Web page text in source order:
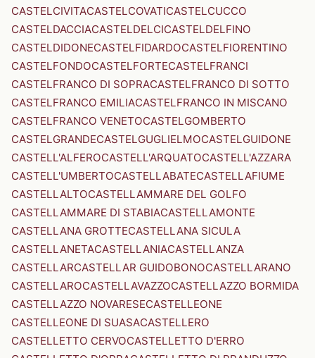
CASTELCIVITACASTELCOVATICASTELCUCCO
CASTELDACCIACASTELDELCICASTELDELFINO
CASTELDIDONECASTELFIDARDOCASTELFIORENTINO
CASTELFONDOCASTELFORTECASTELFRANCI
CASTELFRANCO DI SOPRACASTELFRANCO DI SOTTO
CASTELFRANCO EMILIACASTELFRANCO IN MISCANO
CASTELFRANCO VENETOCASTELGOMBERTO
CASTELGRANDECASTELGUGLIELMOCASTELGUIDONE
CASTELL'ALFEROCASTELL'ARQUATOCASTELL'AZZARA
CASTELL'UMBERTOCASTELLABATECASTELLAFIUME
CASTELLALTOCASTELLAMMARE DEL GOLFO
CASTELLAMMARE DI STABIACASTELLAMONTE
CASTELLANA GROTTECASTELLANA SICULA
CASTELLANETACASTELLANIACASTELLANZA
CASTELLARCASTELLAR GUIDOBONOCASTELLARANO
CASTELLAROCASTELLAVAZZOCASTELLAZZO BORMIDA
CASTELLAZZO NOVARESECASTELLEONE
CASTELLEONE DI SUASACASTELLERO
CASTELLETTO CERVOCASTELLETTO D'ERRO